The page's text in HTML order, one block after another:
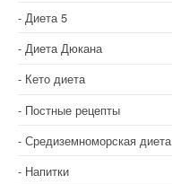
Диета 5
Диета Дюкана
Кето диета
Постные рецепты
Средиземноморская диета
Напитки